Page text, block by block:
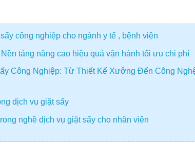
công nghiệp cho ngành y tế , bệnh viện
tảng nâng cao hiệu quả vận hành tối ưu chi phí
Công Nghiệp: Từ Thiết Kế Xưởng Đến Công
dịch vụ giặt sấy
nghề dịch vụ giặt sấy cho nhân viên